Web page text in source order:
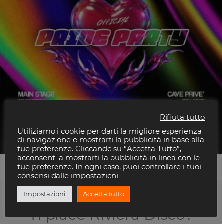
Queerup
Altromondo Studios
Ti piace Riviera Disco?
Rifiuta tutto
Utiliziamo i cookie per darti la migliore esperienza
di navigazione e mostrarti la pubblicità in base alla
tue preferenze. Cliccando su “Accetta Tutto”,
acconsenti a mostrarti la pubblicità in linea con le
tue preferenze. In ogni caso, puoi controllare i tuoi
consensi dalle impostazioni
Impostazioni Accetta tutto